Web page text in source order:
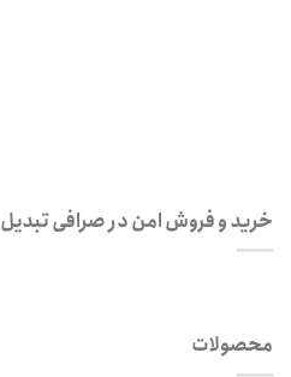
خرید و فروش امن در صرافی تبدیل
محصولات